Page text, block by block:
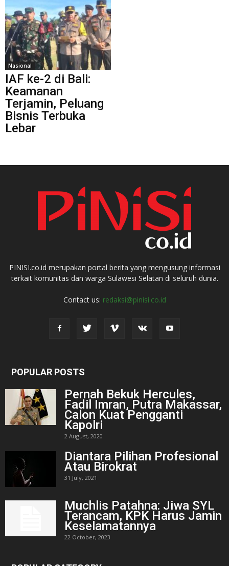
Nasional
IAF ke-2 di Bali:
Keamanan
Terjamin, Peluang
Bisnis Terbuka
Lebar
PINISI.co.id merupakan portal berita yang mengusung informasi
terkait komunitas dan warga Sulawesi Selatan di seluruh dunia.
Contact us: redaksi@pinisi.co.id
POPULAR POSTS
Pernah Bekuk Hercules,
Fadil Imran, Putra Makassar,
Calon Kuat Pengganti
Kapolri
2 August, 2020
Diantara Pilihan Profesional
Atau Birokrat
31 July, 2021
Muchlis Patahna: Jiwa SYL
Terancam, KPK Harus Jamin
Keselamatannya
22 October, 2023